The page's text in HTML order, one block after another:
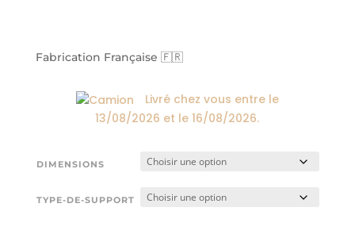
Fabrication Française 🇫🇷
Livré chez vous entre le
13/08/2026 et le16/08/2026.
DIMENSIONS
TYPE-DE-SUPPORT